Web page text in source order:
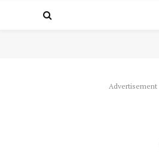
Advertisement